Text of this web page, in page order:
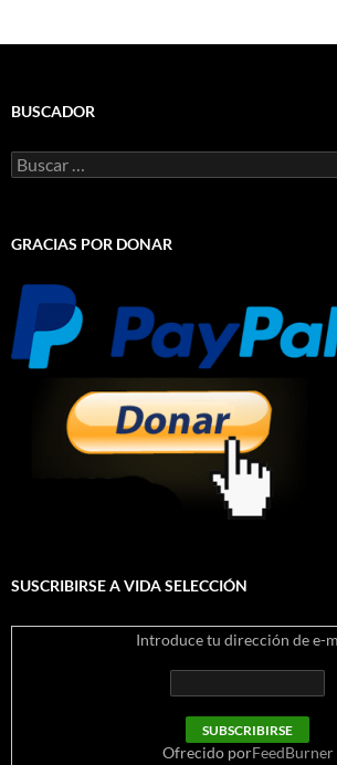
BUSCADOR
Buscar:
GRACIAS POR DONAR
SUSCRIBIRSE A VIDA SELECCIÓN
Introduce tu dirección de e-
Ofrecido porFeedBurner